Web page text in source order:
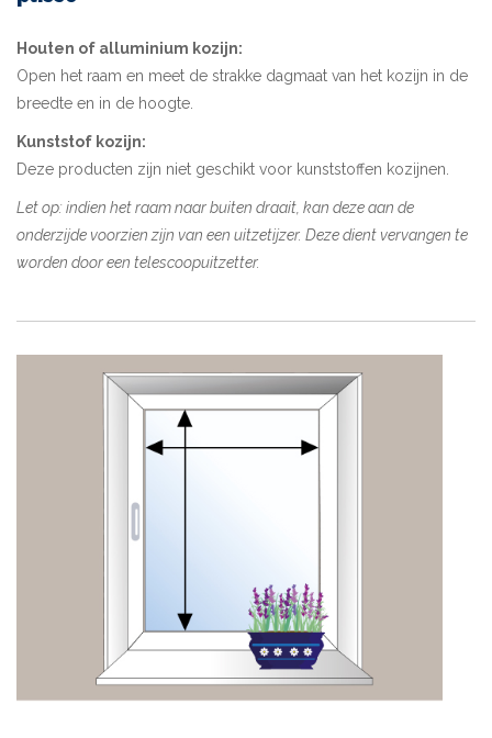
Houten of alluminium kozijn:
Open het raam en meet de strakke dagmaat van het kozijn in de
breedte en in de hoogte.
Kunststof kozijn:
Deze producten zijn niet geschikt voor kunststoffen kozijnen.
Let op: indien het raam naar buiten draait, kan deze aan de
onderzijde voorzien zijn van een uitzetijzer. Deze dient vervangen te
worden door een telescoopuitzetter.